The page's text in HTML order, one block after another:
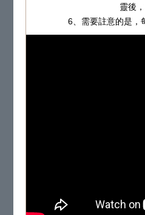
靈後
6、需要註意的是，